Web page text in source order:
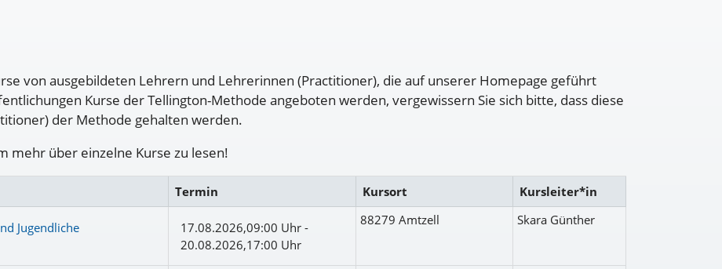
von ausgebildeten Lehrern und Lehrerinnen (Practitioner), die auf unserer Homepage geführt
Kurse der Tellington-Methode angeboten werden, vergewissern Sie sich bitte, dass diese
der Methode gehalten werden.
mehr über einzelne Kurse zu lesen!
Termin Kursort Kursleiter*in
Jugendliche
17.08.2026,09:00 Uhr -
20.08.2026,17:00 Uhr
88279 Amtzell Skara Günther